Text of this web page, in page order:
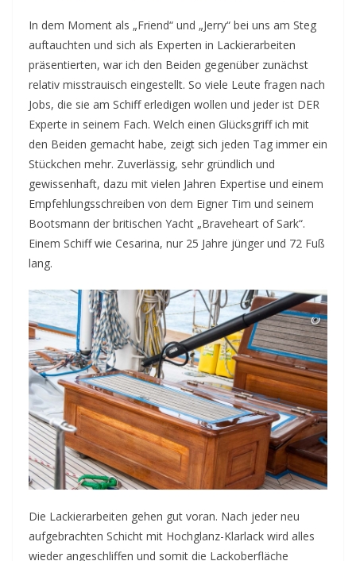
In dem Moment als „Friend“ und „Jerry“ bei uns am Steg
auftauchten und sich als Experten in Lackierarbeiten
präsentierten, war ich den Beiden gegenüber zunächst
relativ misstrauisch eingestellt. So viele Leute fragen nach
Jobs, die sie am Schiff erledigen wollen und jeder ist DER
Experte in seinem Fach. Welch einen Glücksgriff ich mit
den Beiden gemacht habe, zeigt sich jeden Tag immer ein
Stückchen mehr. Zuverlässig, sehr gründlich und
gewissenhaft, dazu mit vielen Jahren Expertise und einem
Empfehlungsschreiben von dem Eigner Tim und seinem
Bootsmann der britischen Yacht „Braveheart of Sark“.
Einem Schiff wie Cesarina, nur 25 Jahre jünger und 72 Fuß
lang.
Die Lackierarbeiten gehen gut voran. Nach jeder neu
aufgebrachten Schicht mit Hochglanz-Klarlack wird alles
wieder angeschliffen und somit die Lackoberfläche